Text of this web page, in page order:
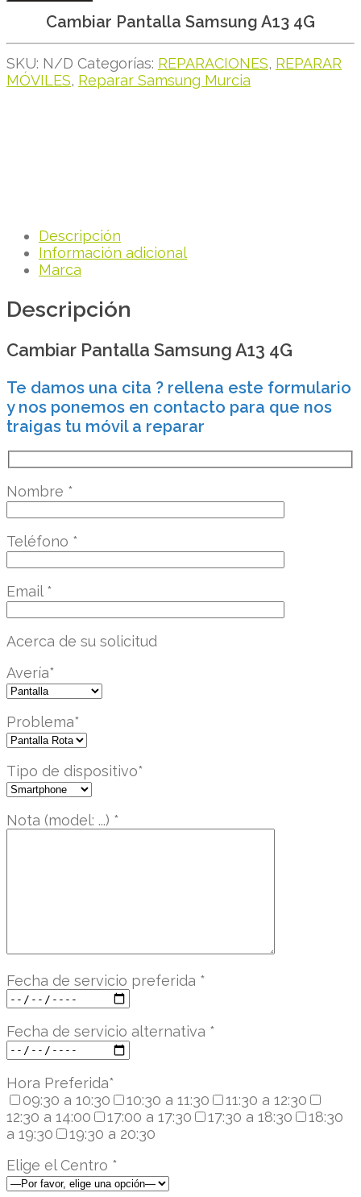
Cambiar Pantalla Samsung A13 4G
SKU: N/D Categorías: REPARACIONES, REPARAR
MÓVILES, Reparar Samsung Murcia
Descripción
Información adicional
Marca
Descripción
Cambiar Pantalla Samsung A13 4G
Te damos una cita ? rellena este formulario
y nos ponemos en contacto para que nos
traigas tu móvil a reparar
Nombre *
Teléfono *
Email *
Acerca de su solicitud
Avería*
Problema*
Tipo de dispositivo*
Nota (model: ...) *
Fecha de servicio preferida *
Fecha de servicio alternativa *
Hora Preferida*
09:30 a 10:30
10:30 a 11:30
11:30 a 12:30
12:30 a 14:00
17:00 a 17:30 17:30 a 18:30
18:30
a 19:30
19:30 a 20:30
Elige el Centro *